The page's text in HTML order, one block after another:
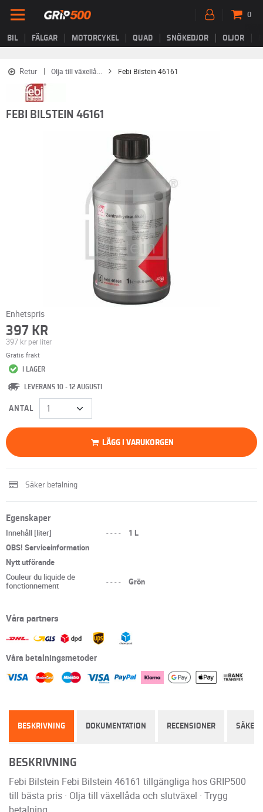
BIL FÄLGAR MOTORCYKEL QUAD SNÖKEDJOR OLJOR
0
Retur Olja till växellå... Febi Bilstein 46161
FEBI BILSTEIN 46161
Enhetspris
397 KR
397 kr per liter
Gratis frakt
I LAGER
LEVERANS 10 - 12 AUGUSTI
ANTAL
LÄGG I VARUKORGEN
Säker betalning
Egenskaper
Innehåll [liter] ----
1 L
OBS! Serviceinformation
Nytt utförande
Couleur du liquide de
fonctionnement
---- Grön
Våra partners
Våra betalningsmetoder
BESKRIVNING DOKUMENTATION RECENSIONER
BESKRIVNING
Febi Bilstein Febi Bilstein 46161 tillgängliga hos GRIP500
till bästa pris · Olja till växellåda och slutväxel · Trygg